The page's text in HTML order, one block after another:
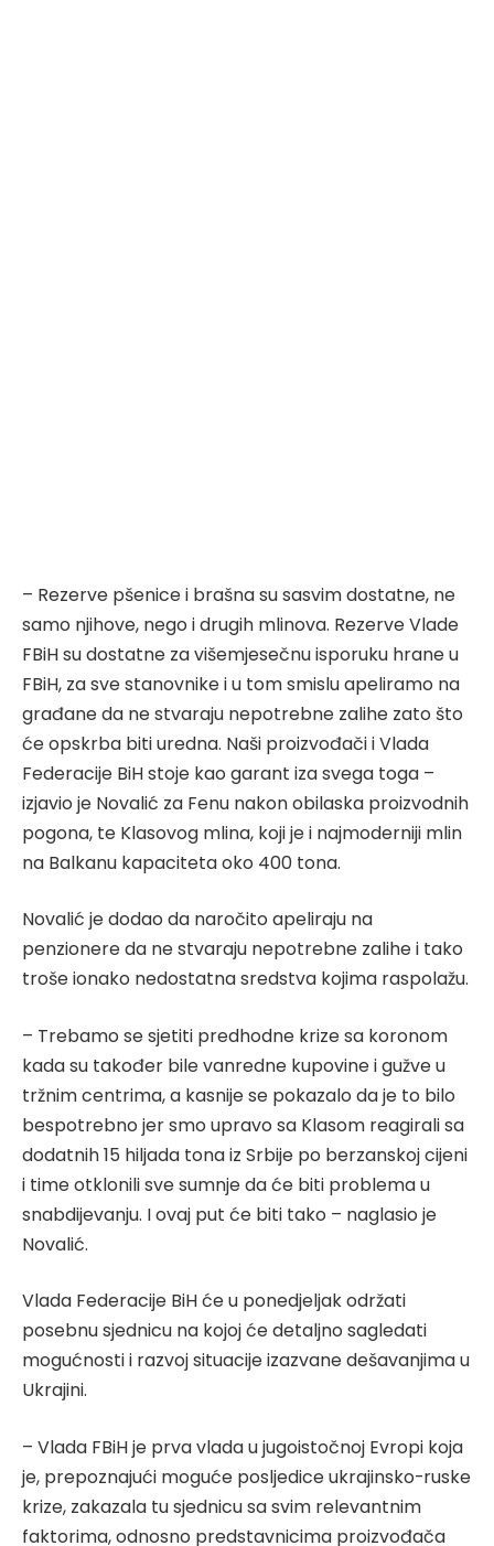
– Rezerve pšenice i brašna su sasvim dostatne, ne
samo njihove, nego i drugih mlinova. Rezerve Vlade
FBiH su dostatne za višemjesečnu isporuku hrane u
FBiH, za sve stanovnike i u tom smislu apeliramo na
građane da ne stvaraju nepotrebne zalihe zato što
će opskrba biti uredna. Naši proizvođači i Vlada
Federacije BiH stoje kao garant iza svega toga –
izjavio je Novalić za Fenu nakon obilaska proizvodnih
pogona, te Klasovog mlina, koji je i najmoderniji mlin
na Balkanu kapaciteta oko 400 tona.
Novalić je dodao da naročito apeliraju na
penzionere da ne stvaraju nepotrebne zalihe i tako
troše ionako nedostatna sredstva kojima raspolažu.
– Trebamo se sjetiti predhodne krize sa koronom
kada su također bile vanredne kupovine i gužve u
tržnim centrima, a kasnije se pokazalo da je to bilo
bespotrebno jer smo upravo sa Klasom reagirali sa
dodatnih 15 hiljada tona iz Srbije po berzanskoj cijeni
i time otklonili sve sumnje da će biti problema u
snabdijevanju. I ovaj put će biti tako – naglasio je
Novalić.
Vlada Federacije BiH će u ponedjeljak održati
posebnu sjednicu na kojoj će detaljno sagledati
mogućnosti i razvoj situacije izazvane dešavanjima u
Ukrajini.
– Vlada FBiH je prva vlada u jugoistočnoj Evropi koja
je, prepoznajući moguće posljedice ukrajinsko-ruske
krize, zakazala tu sjednicu sa svim relevantnim
faktorima, odnosno predstavnicima proizvođača